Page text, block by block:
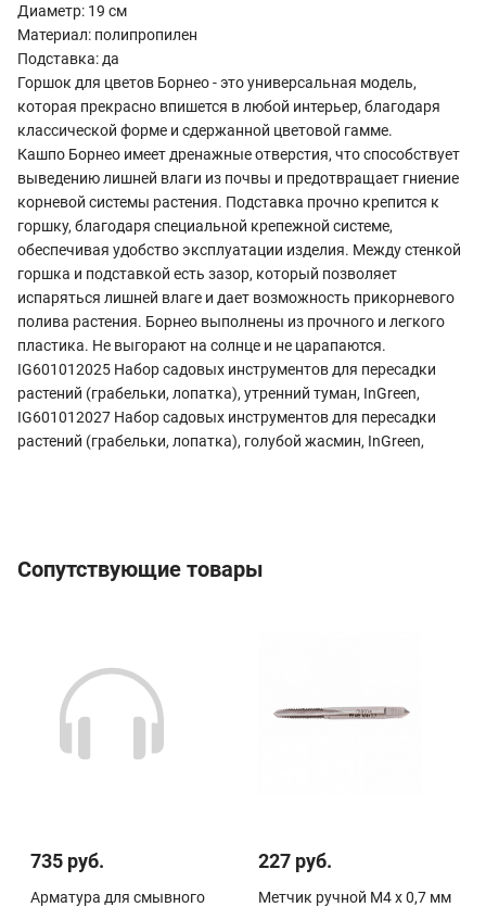
Диаметр: 19 см
Материал: полипропилен
Подставка: да
Горшок для цветов Борнео - это универсальная модель,
которая прекрасно впишется в любой интерьер, благодаря
классической форме и сдержанной цветовой гамме.
Кашпо Борнео имеет дренажные отверстия, что способствует
выведению лишней влаги из почвы и предотвращает гниение
корневой системы растения. Подставка прочно крепится к
горшку, благодаря специальной крепежной системе,
обеспечивая удобство эксплуатации изделия. Между стенкой
горшка и подставкой есть зазор, который позволяет
испаряться лишней влаге и дает возможность прикорневого
полива растения. Борнео выполнены из прочного и легкого
пластика. Не выгорают на солнце и не царапаются.
IG601012025 Набор садовых инструментов для пересадки
растений (грабельки, лопатка), утренний туман, InGreen,
IG601012027 Набор садовых инструментов для пересадки
растений (грабельки, лопатка), голубой жасмин, InGreen,
Сопутствующие товары
735 руб.
Арматура для смывного
227 руб.
Метчик ручной М4 х 0,7 мм